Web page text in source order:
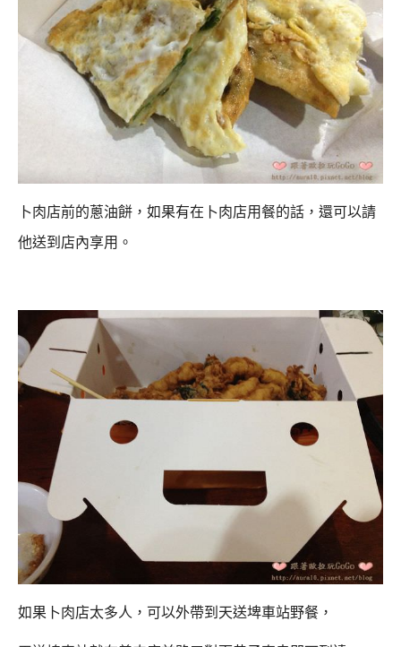
卜肉店前的蔥油餅，如果有在卜肉店用餐的話，還可以請
他送到店內享用。
如果卜肉店太多人，可以外帶到天送埤車站野餐，